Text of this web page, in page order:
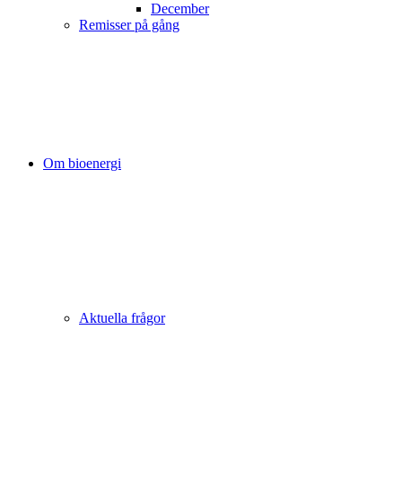
December
Remisser på gång
Om bioenergi
Aktuella frågor